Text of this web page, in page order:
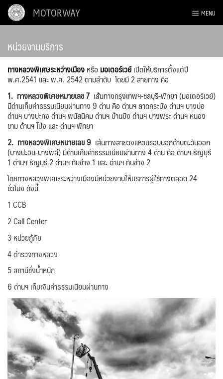
Skip
MOTORWAY MENU
หน่วยงานบริการ
ทางหลวงพิเศษระหว่างเมืองหรือ มอเตอร์เวย์เปิดให้บริการตั้งแต่ปี
พ.ศ.2541 และ พ.ศ. 2542 ตามลำดับ โดยมี 2 สายทาง คือ
1. ทางหลวงพิเศษหมายเลข 7 เส้นทางกรุงเทพฯ-ชลบุรี-พัทยา (มอเตอร์เวย์)
มีด่านเก็บค่าธรรมเนียมผ่านทาง 9 ด่าน คือ ด่านฯ ลาดกระบัง ด่านฯ บางบ่อ
ด่านฯ บางปะกง ด่านฯ พนัสนิคม ด่านฯ บ้านบึง ด่านฯ บางพระ ด่านฯ หนอง
ขาม ด้านฯ โป่ง และ ด่านฯ พัทยา
2. ทางหลวงพิเศษหมายเลข 9 เส้นทางสายวงแหวนรอบนอกด้านตะวันออก
(บางปะอิน-บางพลี) มีด่านเก็บค่าธรรมเนียมผ่านทาง 4 ด่าน คือ ด่านฯ ธัญบุรี
1 ด่านฯ ธัญบุรี 2 ด่านฯ ทับช้าง 1 และ ด่านฯ ทับช้าง 2
โดยทางหลวงพิเศษระหว่างเมืองมีหน่วยงานให้บริการผู้ใช้ทางตลอด 24
ชั่วโมง ดังนี้
1 CCB
2 Call Center
3 หน่วยกู้ภัย
4 ตำรวจทางหลวง
5 สถานีชั่งน้ำหนัก
6 ด่านฯ เก็บเงินค่าธรรมเนียมผ่านทาง